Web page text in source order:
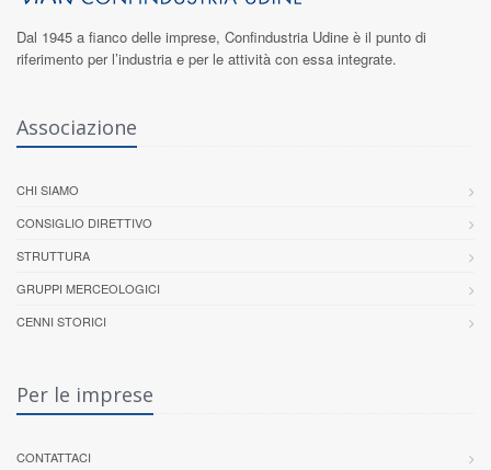
Dal 1945 a fianco delle imprese, Confindustria Udine è il punto di
riferimento per l’industria e per le attività con essa integrate.
Associazione
CHI SIAMO
CONSIGLIO DIRETTIVO
STRUTTURA
GRUPPI MERCEOLOGICI
CENNI STORICI
Per le imprese
CONTATTACI